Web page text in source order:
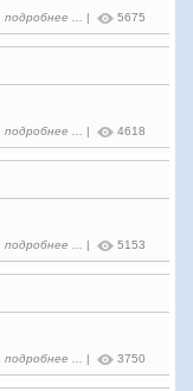
подробнее ... | 5675
подробнее ... | 4618
подробнее ... | 5153
подробнее ... | 3750